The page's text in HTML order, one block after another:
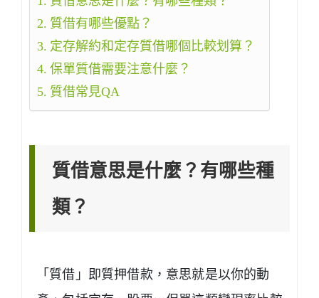
質借有哪些優點？
定存解約和定存質借哪個比較划算？
保單質借需要注意什麼？
質借常見QA
質借意思是什麼？有哪些種
類？
「質借」即質押借款，意思就是以你的動